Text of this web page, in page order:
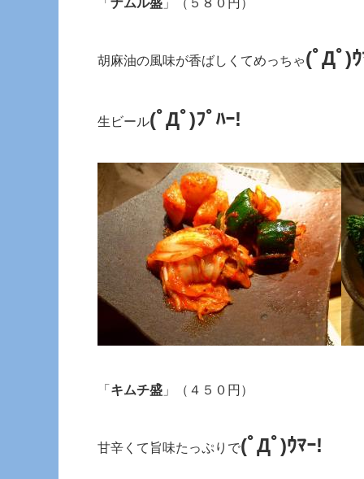
胡麻油の風味が香ばしくてめっちゃ(ﾟДﾟ)
生ビール(ﾟДﾟ)ﾌﾟﾊｰ!
「 キムチ盛 」（４５０円）
甘辛くて旨味たっぷりで(ﾟДﾟ)ｳﾏｰ!